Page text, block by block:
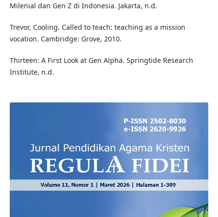
Milenial dan Gen Z di Indonesia. Jakarta, n.d.
Trevor, Cooling. Called to teach: teaching as a mission
vocation. Cambridge: Grove, 2010.
Thirteen: A First Look at Gen Alpha. Springtide Research
Institute, n.d.